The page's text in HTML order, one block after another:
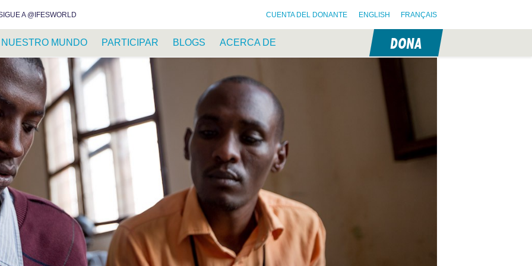
A @IFESWORLD CUENTA DEL DONANTE ENGLISH FRANÇAIS
NUESTRO MUNDO PARTICIPAR BLOGS ACERCA DE DONA